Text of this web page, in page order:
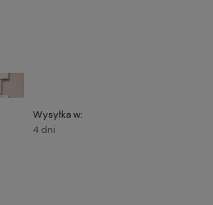
Wysyłka w:
4 dni
kosztów płatności